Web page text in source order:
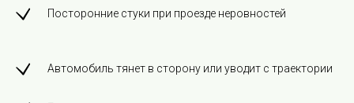
Посторонние стуки при проезде неровностей
Автомобиль тянет в сторону или уводит с траектории